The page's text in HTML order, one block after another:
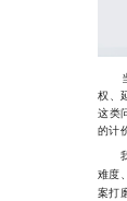
当
权、
这类
的计
我
难度
案打